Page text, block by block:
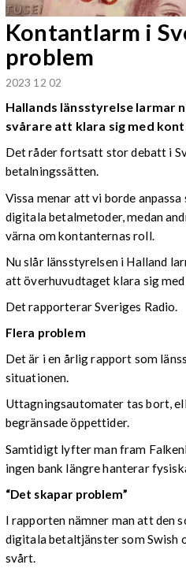
Kontantlarm i
problem
2023 12 02
Hallands länsstyrelse larmar
svårare att klara sig med
Det råder fortsatt stor debatt i
betalningssätten.
Vissa menar att vi borde
digitala betalmetoder, medan
värna om kontanternas roll.
Nu slår länsstyrelsen i Halland
att överhuvudtaget klara sig
Det rapporterar Sveriges Radio.
Flera problem
Det är i en årlig rapport som
situationen.
Uttagningsautomater tas bort,
begränsade öppettider.
Samtidigt lyfter man fram
ingen bank längre hanterar
“Det skapar problem”
I rapporten nämner man att den
digitala betaltjänster som Swish
svårt.